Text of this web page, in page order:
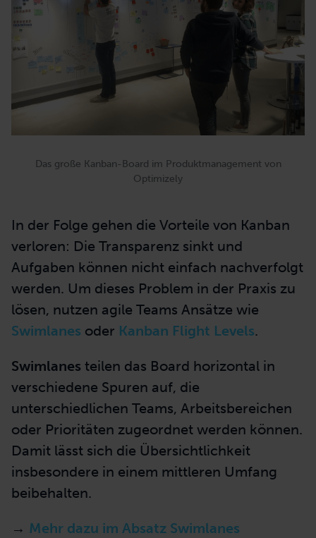
Das große Kanban-Board im Produktmanagement von
Optimizely
In der Folge gehen die Vorteile von Kanban
verloren: Die Transparenz sinkt und
Aufgaben können nicht einfach nachverfolgt
werden. Um dieses Problem in der Praxis zu
lösen, nutzen agile Teams Ansätze wie
Swimlanes oder Kanban Flight Levels.
Swimlanes teilen das Board horizontal in
verschiedene Spuren auf, die
unterschiedlichen Teams, Arbeitsbereichen
oder Prioritäten zugeordnet werden können.
Damit lässt sich die Übersichtlichkeit
insbesondere in einem mittleren Umfang
beibehalten.
→ Mehr dazu im Absatz Swimlanes